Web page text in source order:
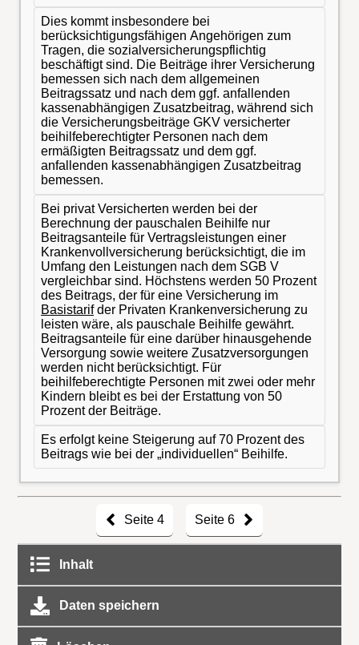
Dies kommt insbesondere bei
berücksichtigungsfähigen Angehörigen zum
Tragen, die sozialversicherungspflichtig
beschäftigt sind. Die Beiträge ihrer Versicherung
bemessen sich nach dem allgemeinen
Beitragssatz und nach dem ggf. anfallenden
kassenabhängigen Zusatzbeitrag, während sich
die Versicherungsbeiträge GKV versicherter
beihilfeberechtigter Personen nach dem
ermäßigten Beitragssatz und dem ggf.
anfallenden kassenabhängigen Zusatzbeitrag
bemessen.
Bei privat Versicherten werden bei der
Berechnung der pauschalen Beihilfe nur
Beitragsanteile für Vertragsleistungen einer
Krankenvollversicherung berücksichtigt, die im
Umfang den Leistungen nach dem SGB V
vergleichbar sind. Höchstens werden 50 Prozent
des Beitrags, der für eine Versicherung im
Basistarifder Privaten Krankenversicherung zu
leisten wäre, als pauschale Beihilfe gewährt.
Beitragsanteile für eine darüber hinausgehende
Versorgung sowie weitere Zusatzversorgungen
werden nicht berücksichtigt. Für
beihilfeberechtigte Personen mit zwei oder mehr
Kindern bleibt es bei der Erstattung von 50
Prozent der Beiträge.
Es erfolgt keine Steigerung auf 70 Prozent des
Beitrags wie bei der „individuellen“ Beihilfe.
Seite 4 Seite 6
Inhalt
Daten speichern